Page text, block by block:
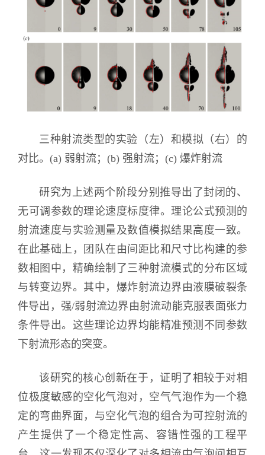
三种射流类型的实验（左）和模拟（右）的
对比。(a) 弱射流；(b) 强射流；(c) 爆炸射流
研究为上述两个阶段分别推导出了封闭的、
无可调参数的理论速度标度律。理论公式预测的
射流速度与实验测量及数值模拟结果高度一致。
在此基础上，团队在由间距比和尺寸比构建的参
数相图中，精确绘制了三种射流模式的分布区域
与转变边界。其中，爆炸射流边界由液膜破裂条
件导出，强/弱射流边界由射流动能克服表面张力
条件导出。这些理论边界均能精准预测不同参数
下射流形态的突变。
该研究的核心创新在于，证明了相较于对相
位极度敏感的空化气泡对，空气气泡作为一个稳
定的弯曲界面，与空化气泡的组合为可控射流的
产生提供了一个稳定性高、容错性强的工程平